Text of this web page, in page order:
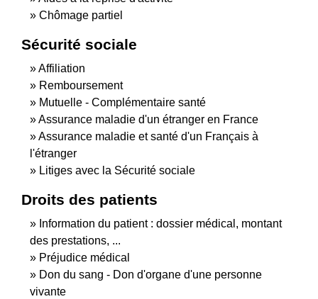
Chômage partiel
Sécurité sociale
Affiliation
Remboursement
Mutuelle - Complémentaire santé
Assurance maladie d'un étranger en France
Assurance maladie et santé d'un Français à
l'étranger
Litiges avec la Sécurité sociale
Droits des patients
Information du patient : dossier médical, montant
des prestations, ...
Préjudice médical
Don du sang - Don d'organe d'une personne
vivante